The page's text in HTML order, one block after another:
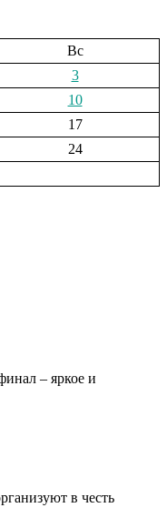
Вс
3
10
17
24
– яркое и
в честь